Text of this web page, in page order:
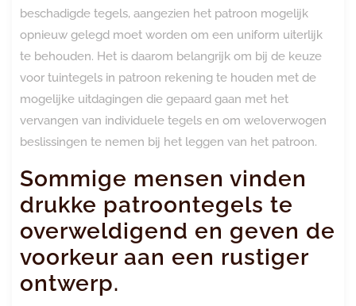
beschadigde tegels, aangezien het patroon mogelijk
opnieuw gelegd moet worden om een uniform uiterlijk
te behouden. Het is daarom belangrijk om bij de keuze
voor tuintegels in patroon rekening te houden met de
mogelijke uitdagingen die gepaard gaan met het
vervangen van individuele tegels en om weloverwogen
beslissingen te nemen bij het leggen van het patroon.
Sommige mensen vinden
drukke patroontegels te
overweldigend en geven de
voorkeur aan een rustiger
ontwerp.